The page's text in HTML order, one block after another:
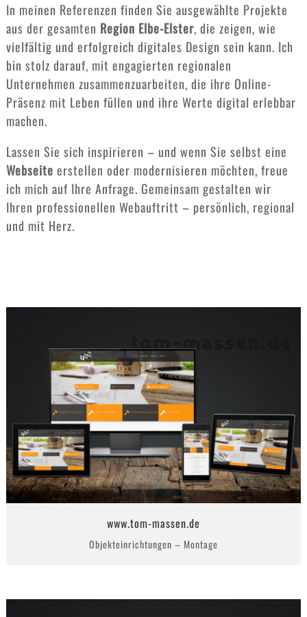
In meinen Referenzen finden Sie ausgewählte Projekte
aus der gesamten Region Elbe-Elster, die zeigen, wie
vielfältig und erfolgreich digitales Design sein kann. Ich
bin stolz darauf, mit engagierten regionalen
Unternehmen zusammenzuarbeiten, die ihre Online-
Präsenz mit Leben füllen und ihre Werte digital erlebbar
machen.
Lassen Sie sich inspirieren – und wenn Sie selbst eine
Webseite erstellen oder modernisieren möchten, freue
ich mich auf Ihre Anfrage. Gemeinsam gestalten wir
Ihren professionellen Webauftritt – persönlich, regional
und mit Herz.
www.tom-massen.de
Objekteinrichtungen – Montage